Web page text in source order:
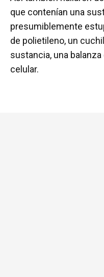
que contenían una
presumiblemente
de polietileno, un
sustancia, una
celular.